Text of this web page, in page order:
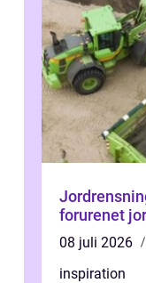
forurenet
08 juli 2026
inspiration